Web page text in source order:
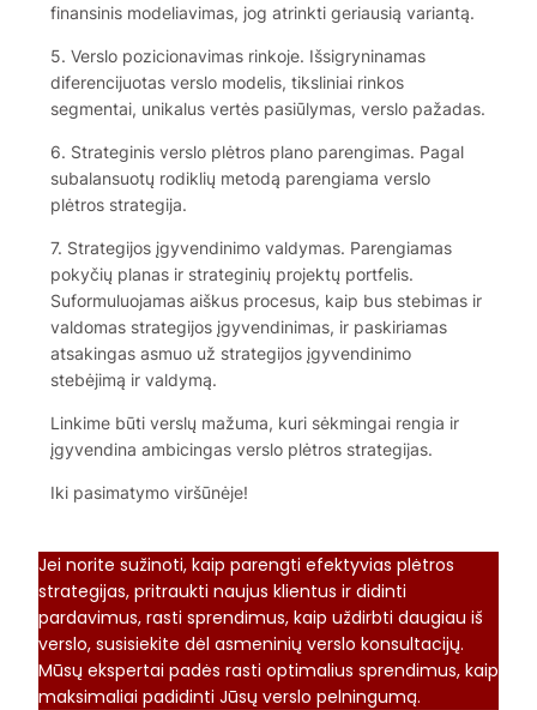
finansinis modeliavimas, jog atrinkti geriausią variantą.
5. Verslo pozicionavimas rinkoje. Išsigryninamas
diferencijuotas verslo modelis, tiksliniai rinkos
segmentai, unikalus vertės pasiūlymas, verslo pažadas.
6. Strateginis verslo plėtros plano parengimas. Pagal
subalansuotų rodiklių metodą parengiama verslo
plėtros strategija.
7. Strategijos įgyvendinimo valdymas. Parengiamas
pokyčių planas ir strateginių projektų portfelis.
Suformuluojamas aiškus procesus, kaip bus stebimas ir
valdomas strategijos įgyvendinimas, ir paskiriamas
atsakingas asmuo už strategijos įgyvendinimo
stebėjimą ir valdymą.
Linkime būti verslų mažuma, kuri sėkmingai rengia ir
įgyvendina ambicingas verslo plėtros strategijas.
Iki pasimatymo viršūnėje!
Jei norite sužinoti, kaip parengti efektyvias plėtros
strategijas, pritraukti naujus klientus ir didinti
pardavimus, rasti sprendimus, kaip uždirbti daugiau iš
verslo, susisiekite dėl asmeninių verslo konsultacijų.
Mūsų ekspertai padės rasti optimalius sprendimus, kaip
maksimaliai padidinti Jūsų verslo pelningumą.